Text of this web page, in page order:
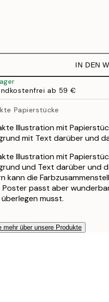
IN DEN
ab 59 €
Papierstücke
Illustration mit
mit Text darüber und
Illustration mit
und Text darüber und
kann die
Poster passt aber
musst.
mehr über unsere Produkte